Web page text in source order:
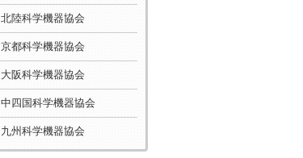
北陸科学機器協会
京都科学機器協会
大阪科学機器協会
中四国科学機器協会
九州科学機器協会